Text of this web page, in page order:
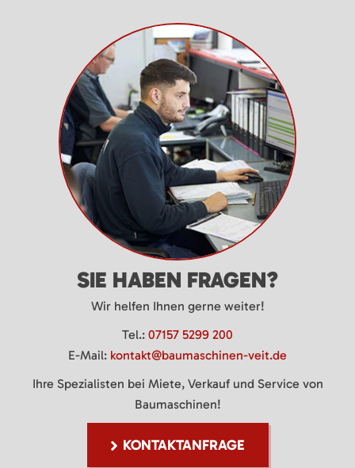
SIE HABEN FRAGEN?
Wir helfen Ihnen gerne weiter!
Tel.: 07157 5299 200
E-Mail: kontakt@baumaschinen-veit.de
Ihre Spezialisten bei Miete, Verkauf und Service von
Baumaschinen!
KONTAKTANFRAGE